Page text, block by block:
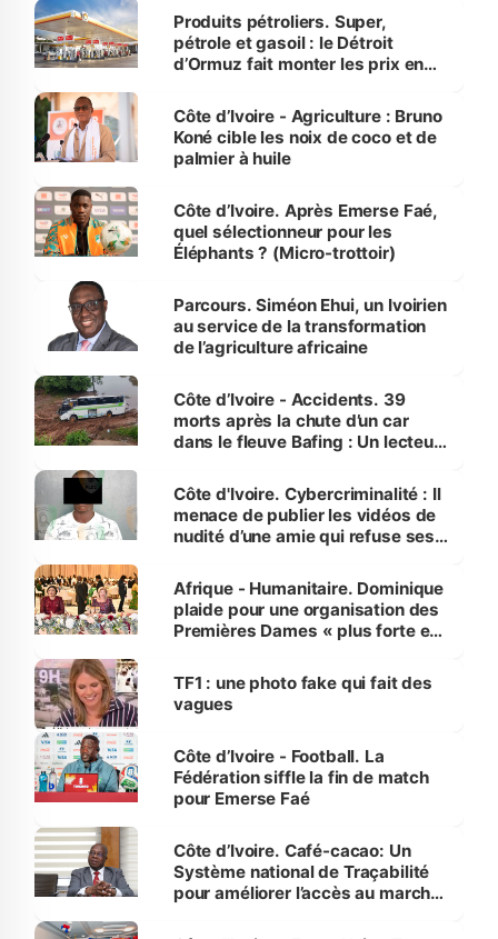
menacées
Produits pétroliers. Super,
pétrole et gasoil : le Détroit
d’Ormuz fait monter les prix en
Côte d’Ivoire - Agriculture : Bruno
Koné cible les noix de coco et de
palmier à huile
Côte d’Ivoire. Après Emerse Faé,
quel sélectionneur pour les
Éléphants ? (Micro-trottoir)
Parcours. Siméon Ehui, un Ivoirien
au service de la transformation
de l’agriculture africaine
Côte d’Ivoire - Accidents. 39
morts après la chute d’un car
dans le fleuve Bafing : Un lecteur
des Transports
Côte d'Ivoire. Cybercriminalité : Il
menace de publier les vidéos de
nudité d’une amie qui refuse ses
Afrique - Humanitaire. Dominique
plaide pour une organisation des
Premières Dames « plus forte et
sur la scène internationale »
TF1 : une photo fake qui fait des
vagues
Côte d’Ivoire - Football. La
Fédération siffle la fin de match
pour Emerse Faé
Côte d’Ivoire. Café-cacao: Un
Système national de Traçabilité
pour améliorer l’accès au marché